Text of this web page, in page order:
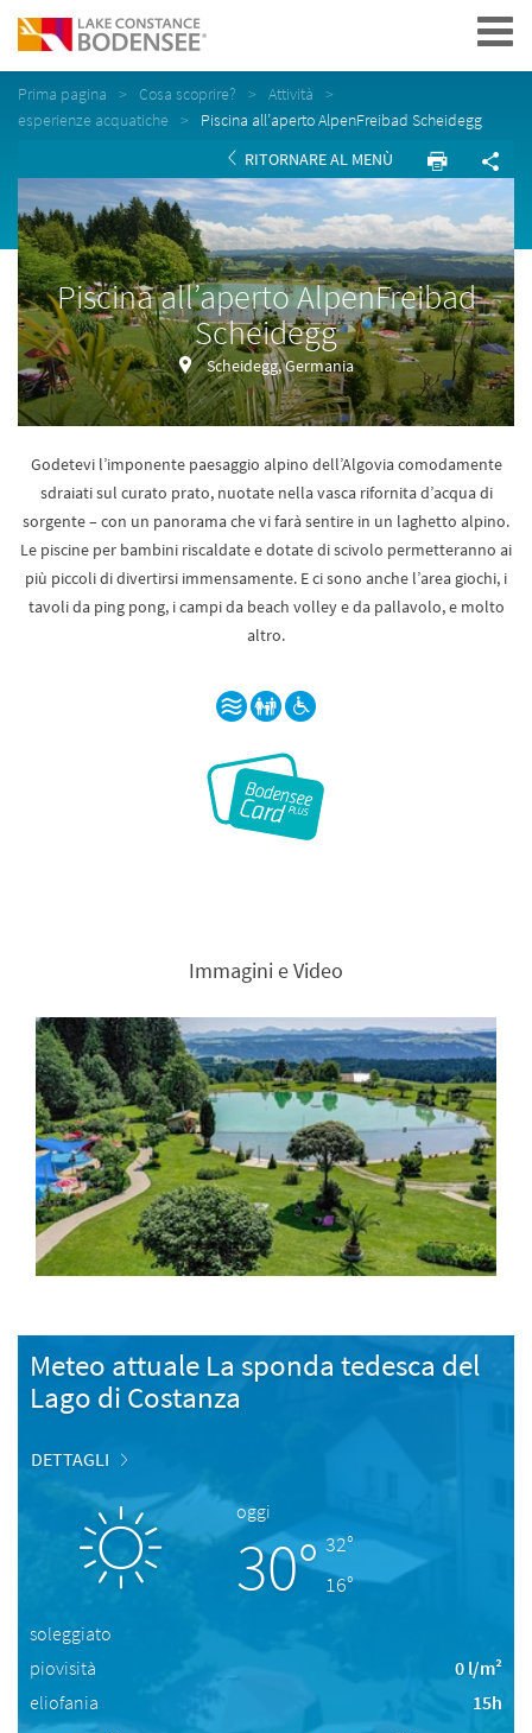
Navigation
Prima pagina Cosa scoprire?
Attività
esperienze acquatiche
Piscina all’aperto AlpenFreibad Scheidegg
RITORNARE AL MENÙ
Piscina all’aperto AlpenFreibad
Scheidegg
Scheidegg, Germania
Godetevi l’imponente paesaggio alpino dell’Algovia comodamente
sdraiati sul curato prato, nuotate nella vasca rifornita d’acqua di
sorgente – con un panorama che vi farà sentire in un laghetto alpino.
Le piscine per bambini riscaldate e dotate di scivolo permetteranno ai
più piccoli di divertirsi immensamente. E ci sono anche l’area giochi, i
tavoli da ping pong, i campi da beach volley e da pallavolo, e molto
altro.
Immagini e Video
Meteo attuale La sponda tedesca del
Lago di Costanza
DETTAGLI
oggi
30° 32°
16°
soleggiato
piovisità
0 l/m²
eliofania
15h